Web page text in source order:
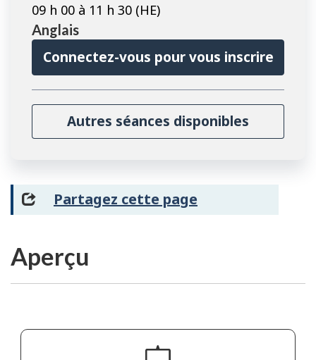
09 h 00 à 11 h 30 (HE)
Anglais
Connectez-vous pour vous inscrire
Autres séances disponibles
Partagez cette page
Aperçu